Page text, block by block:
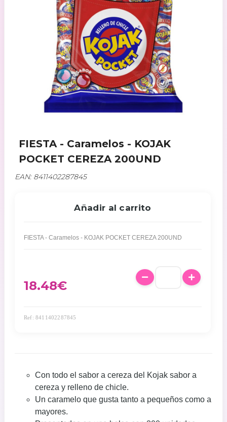
FIESTA - Caramelos - KOJAK
POCKET CEREZA 200UND
EAN: 8411402287845
Añadir al carrito
FIESTA - Caramelos - KOJAK POCKET CEREZA 200UND
18.48€
Ref: 8411402287845
Con todo el sabor a cereza del Kojak sabor a
cereza y relleno de chicle.
Un caramelo que gusta tanto a pequeños como a
mayores.